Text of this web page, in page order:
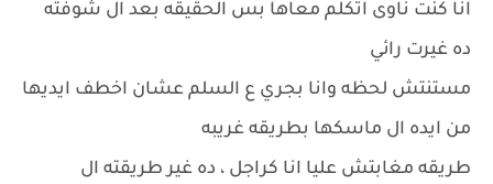
انا كنت ناوى اتكلم معاها بس الحقيقه بعد ال شوفته
ده غيرت رائي
مستنتش لحظه وانا بجري ع السلم عشان اخطف ايديها
من ايده ال ماسكها بطريقه غريبه
طريقه مغابتش عليا انا كراجل ، ده غير طريقته ال